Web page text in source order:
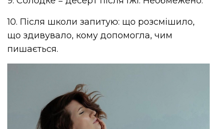
10. Після школи запитую: що розсмішило,
що здивувало, кому допомогла, чим
пишається.